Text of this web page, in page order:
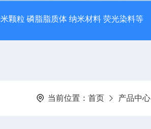
颗粒 磷脂脂质体 纳米材料 荧光染料等
当前位置： 首页 产品中心